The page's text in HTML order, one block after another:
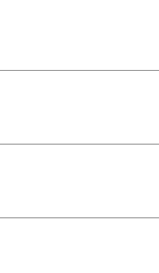
können
und somit die
Optimierungen